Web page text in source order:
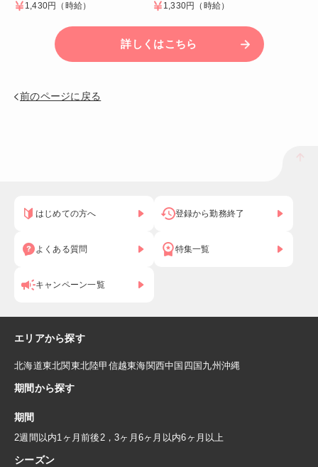
1,430円
（時給）
1,330円
（時給）
詳しくはこちら
前のページに戻る
はじめての方へ 登録から勤務終了
よくある質問 特集一覧
キャンペーン一覧
エリアから探す
北海道東北関東北陸甲信越東海関西中国 四国 九州 沖縄
期間から探す
期間
2週間以内1ヶ月前後2，3ヶ月 6ヶ月以内6ヶ月以上
シーズン